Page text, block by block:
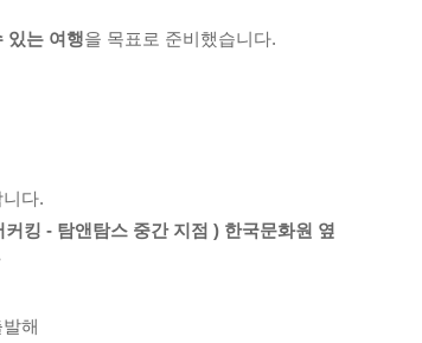
있는 여행을 목표로 준비했습니다.
다.
킹 - 탐앤탐스 중간 지점 ) 한국문화원 옆
해